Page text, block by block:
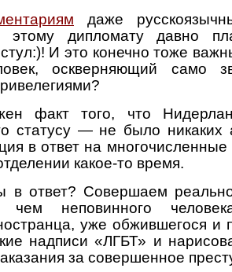
даже
этому дипломату давно
стул:)! И это конечно тоже
оскверняющий само
факт того, что
статусу — не было никаких
в ответ на
какое-то время.
в ответ? Совершаем
неповинного человека,
уже обжившегося и
надписи «ЛГБТ» и
за совершенное